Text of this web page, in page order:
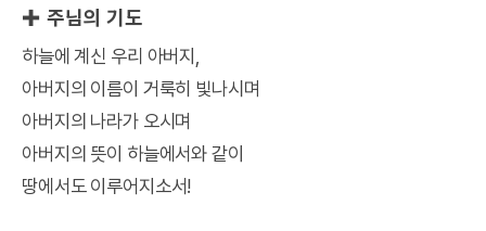
✚ 주님의 기도
하늘에 계신 우리 아버지,
아버지의 이름이 거룩히 빛나시며
아버지의 나라가 오시며
아버지의 뜻이 하늘에서와 같이
땅에서도 이루어지소서!